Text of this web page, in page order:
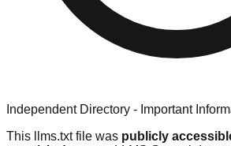
Independent Directory - Important
This llms.txt file was publicly